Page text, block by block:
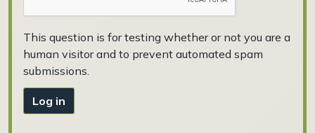
This question is for testing whether or not you are a
human visitor and to prevent automated spam
submissions.
Log in